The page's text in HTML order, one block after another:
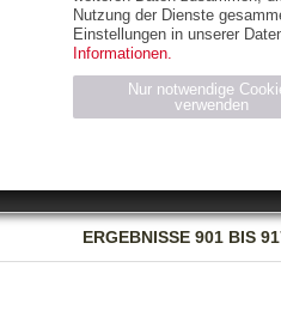
AUSGABEART
ERGEBNISSE901 BIS
E-BOOKS AUDIO-CDS MP3
Nutzung der Dienste
Einstellungen in unserer
Informationen.
Nur notwendige
verwenden
Name Anbieter Zweck
CMS_SESSION_ID
gabal-
Wird für